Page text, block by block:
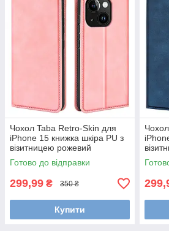
Чохол Taba Retro-Skin для
iPhone 15 книжка шкіра PU з
візитницею рожевий
Готово до відправки
299,99 ₴ 350 ₴
Купити